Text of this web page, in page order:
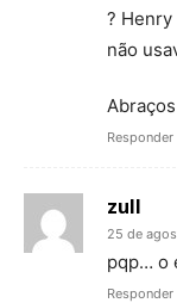
?
não
Responder
zull
25 de
pqp… o
Responder